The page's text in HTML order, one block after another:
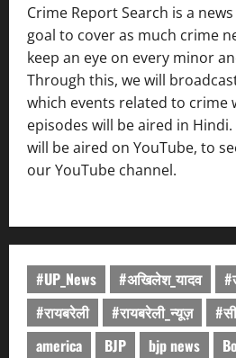
Crime Report Search is a
goal to cover as much crime
keep an eye on every minor
Through this, we will
which events related to crime
episodes will be aired in
will be aired on YouTube, to
our YouTube channel.
#UP_News #अखिलेश_यादव
#रायबरेली
#रायबरेली_न्यूज़
america
BJP bjp news